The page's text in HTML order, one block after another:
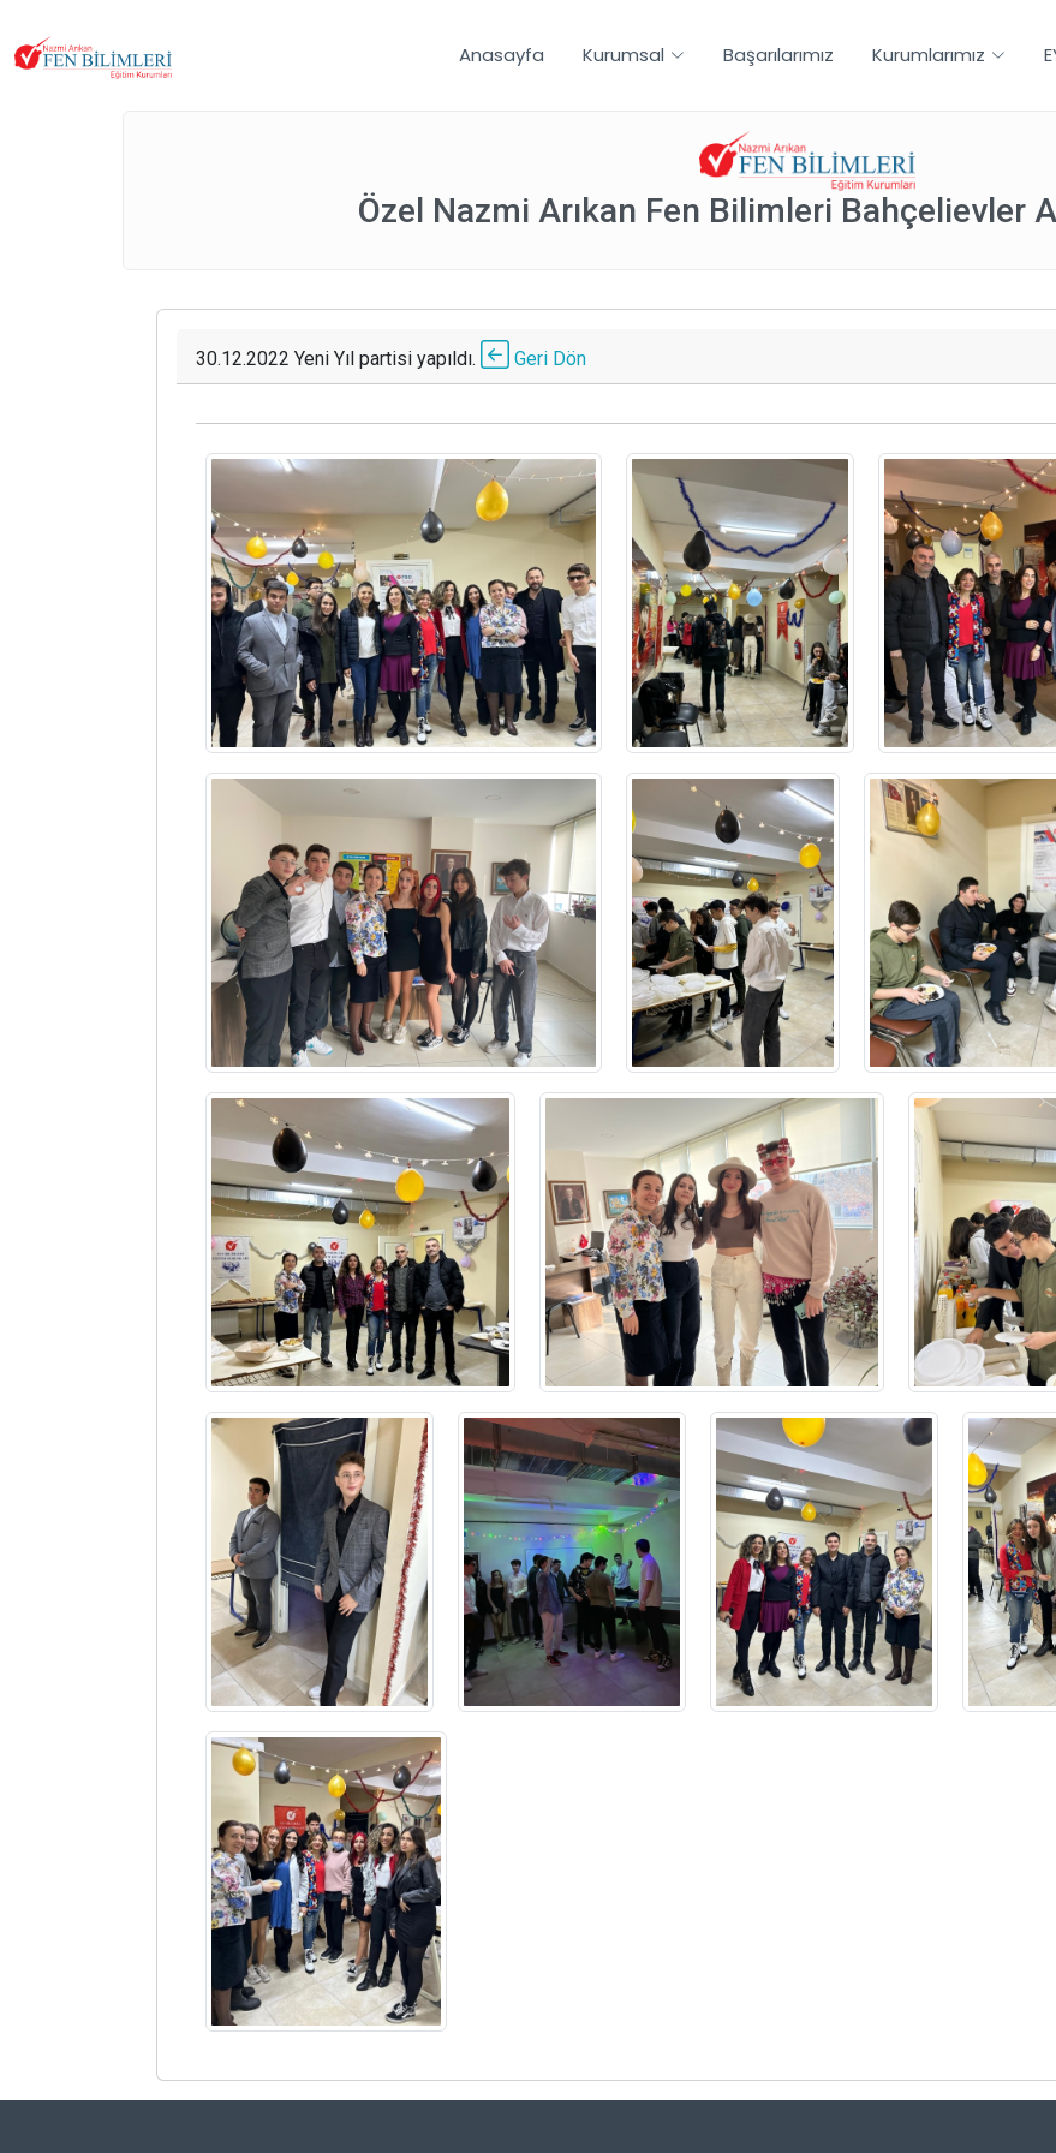
Anasayfa Kurumsal Başarılarımız Kurumlarımız
Özel Nazmi Arıkan Fen Bilimleri Bahçelievler
30.12.2022 Yeni Yıl partisi yapıldı. Geri Dön